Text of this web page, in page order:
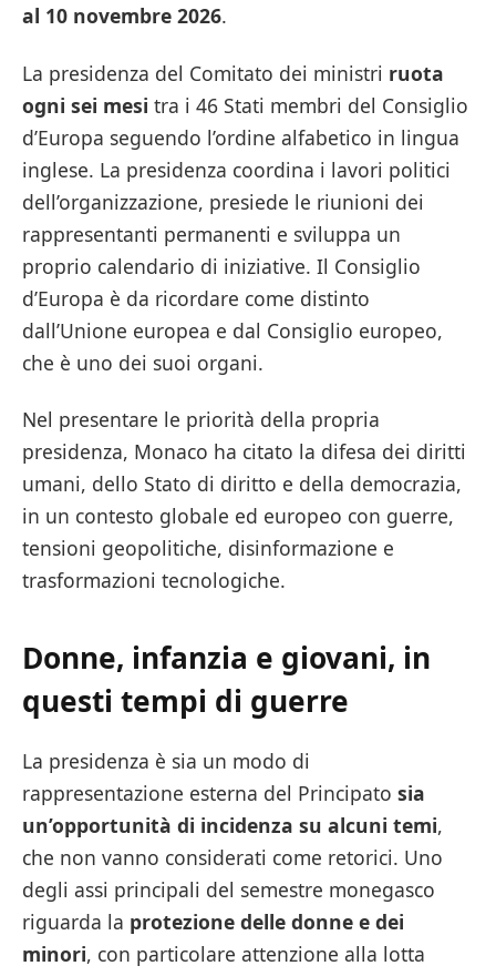
al 10 novembre 2026.
La presidenza del Comitato dei ministri ruota
ogni sei mesi tra i 46 Stati membri del Consiglio
d’Europa seguendo l’ordine alfabetico in lingua
inglese. La presidenza coordina i lavori politici
dell’organizzazione, presiede le riunioni dei
rappresentanti permanenti e sviluppa un
proprio calendario di iniziative. Il Consiglio
d’Europa è da ricordare come distinto
dall’Unione europea e dal Consiglio europeo,
che è uno dei suoi organi.
Nel presentare le priorità della propria
presidenza, Monaco ha citato la difesa dei diritti
umani, dello Stato di diritto e della democrazia,
in un contesto globale ed europeo con guerre,
tensioni geopolitiche, disinformazione e
trasformazioni tecnologiche.
Donne, infanzia e giovani, in
questi tempi di guerre
La presidenza è sia un modo di
rappresentazione esterna del Principato sia
un’opportunità di incidenza su alcuni temi,
che non vanno considerati come retorici. Uno
degli assi principali del semestre monegasco
riguarda la protezione delle donne e dei
minori, con particolare attenzione alla lotta